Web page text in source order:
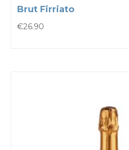
Brut Firriato
€26.90